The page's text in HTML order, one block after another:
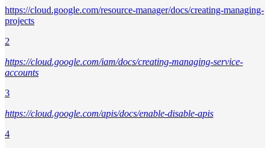
https://cloud.google.com/resource-manager/docs/creating-managing-
projects
2
https://cloud.google.com/iam/docs/creating-managing-service-
accounts
3
https://cloud.google.com/apis/docs/enable-disable-apis
4